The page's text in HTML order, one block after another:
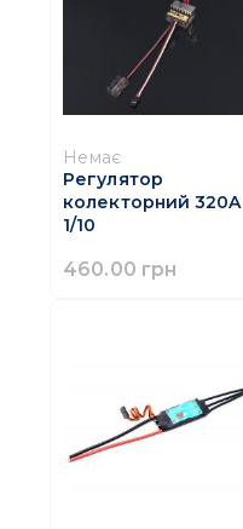
Немає
Регулятор
колекторний 320A
1/10
460.00 грн